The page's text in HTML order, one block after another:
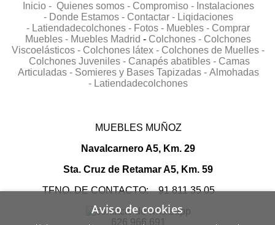
Inicio - Quienes somos - Compromiso - Instalaciones
- Donde Estamos - Contactar - Liqidaciones
- Latiendadecolchones - Fotos - Muebles - Comprar
Muebles - Muebles Madrid - Colchones - Colchones
Viscoelásticos - Colchones látex - Colchones de Muelles -
Colchones Juveniles - Canapés abatibles - Camas
Articuladas - Somieres y Bases Tapizadas - Almohadas
- Latiendadecolchones
MUEBLES MUÑOZ
Navalcarnero A5, Km. 29
Sta. Cruz de Retamar A5, Km. 59
TFNO. DE CONTACTO: 91 811 35 05
626 966 691
Aviso de cookies